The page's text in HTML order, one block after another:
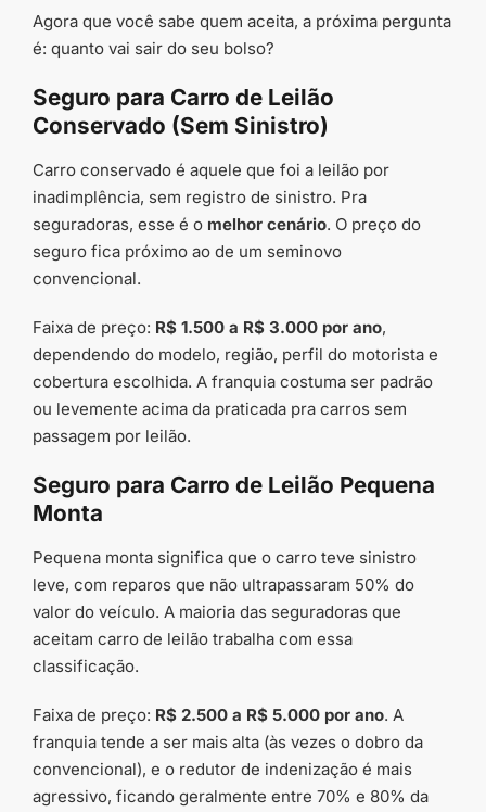
Agora que você sabe quem aceita, a próxima pergunta
é: quanto vai sair do seu bolso?
Seguro para Carro de Leilão
Conservado (Sem Sinistro)
Carro conservado é aquele que foi a leilão por
inadimplência, sem registro de sinistro. Pra
seguradoras, esse é o melhor cenário. O preço do
seguro fica próximo ao de um seminovo
convencional.
Faixa de preço: R$ 1.500 a R$ 3.000 por ano,
dependendo do modelo, região, perfil do motorista e
cobertura escolhida. A franquia costuma ser padrão
ou levemente acima da praticada pra carros sem
passagem por leilão.
Seguro para Carro de Leilão Pequena
Monta
Pequena monta significa que o carro teve sinistro
leve, com reparos que não ultrapassaram 50% do
valor do veículo. A maioria das seguradoras que
aceitam carro de leilão trabalha com essa
classificação.
Faixa de preço: R$ 2.500 a R$ 5.000 por ano. A
franquia tende a ser mais alta (às vezes o dobro da
convencional), e o redutor de indenização é mais
agressivo, ficando geralmente entre 70% e 80% da